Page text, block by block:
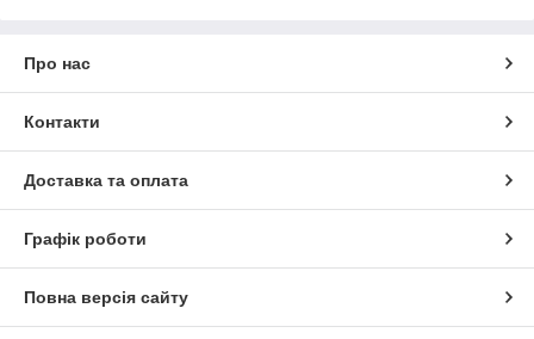
Про нас
Контакти
Доставка та оплата
Графік роботи
Повна версія сайту